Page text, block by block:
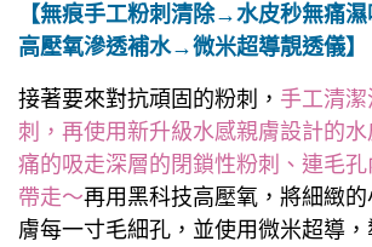
【無痕手工粉刺清除→水皮秒無痛
高壓氧滲透補水→微米超導靚透儀】
接著要來對抗頑固的粉刺， 手工清
刺，再使用新升級水感親膚設計的
痛的吸走深層的閉鎖性粉刺、連毛
帶走～再用黑科技高壓氧，將細緻
膚每一寸毛細孔，並使用微米超導